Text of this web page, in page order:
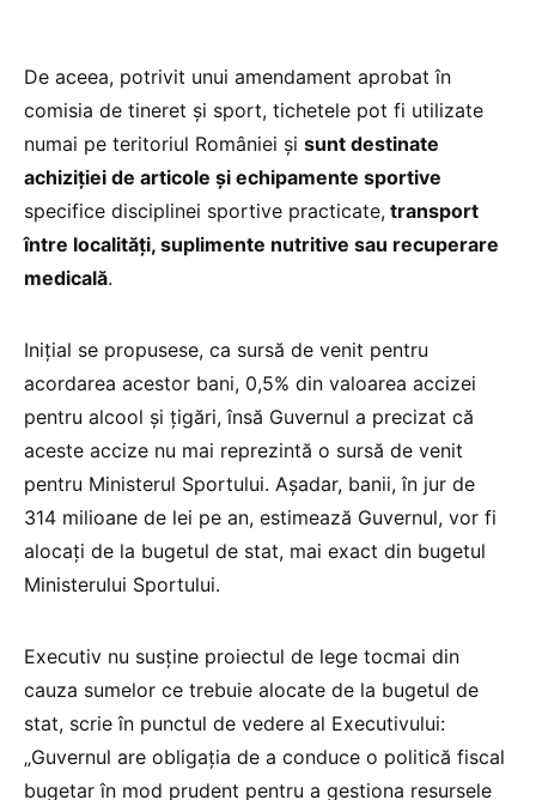
De aceea, potrivit unui amendament aprobat în
comisia de tineret și sport, tichetele pot fi utilizate
numai pe teritoriul României și sunt destinate
achiziției de articole și echipamente sportive
specifice disciplinei sportive practicate, transport
între localități, suplimente nutritive sau recuperare
medicală.
Inițial se propusese, ca sursă de venit pentru
acordarea acestor bani, 0,5% din valoarea accizei
pentru alcool și țigări, însă Guvernul a precizat că
aceste accize nu mai reprezintă o sursă de venit
pentru Ministerul Sportului. Așadar, banii, în jur de
314 milioane de lei pe an, estimează Guvernul, vor fi
alocați de la bugetul de stat, mai exact din bugetul
Ministerului Sportului.
Executiv nu susține proiectul de lege tocmai din
cauza sumelor ce trebuie alocate de la bugetul de
stat, scrie în punctul de vedere al Executivului:
„Guvernul are obligația de a conduce o politică fiscal
bugetar în mod prudent pentru a gestiona resursele